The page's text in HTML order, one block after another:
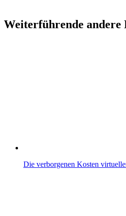
Weiterführende andere
Die verborgenen Kosten